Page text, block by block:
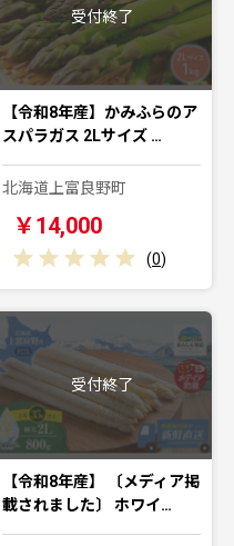
受付終了
【令和8年産】かみふらのア
スパラガス 2Lサイズ …
北海道上富良野町
￥14,000
(0)
受付終了
【令和8年産】 〔メディア掲
載されました〕 ホワイ…